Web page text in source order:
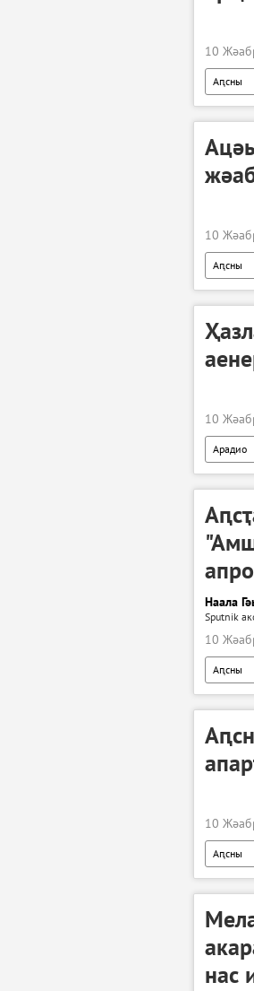
10
Аԥсны
10
Аԥсны
10
Арадио
Аԥсны
Наала
Sputnik
10
Аԥсны
10
Аԥсны
нас